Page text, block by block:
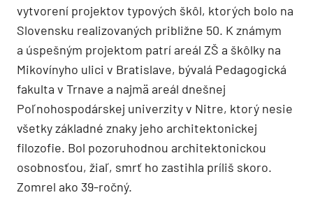
vytvorení projektov typových škôl, ktorých bolo na
Slovensku realizovaných približne 50. K známym
a úspešným projektom patrí areál ZŠ a škôlky na
Mikovínyho ulici v Bratislave, bývalá Pedagogická
fakulta v Trnave a najmä areál dnešnej
Poľnohospodárskej univerzity v Nitre, ktorý nesie
všetky základné znaky jeho architektonickej
filozofie. Bol pozoruhodnou architektonickou
osobnosťou, žiaľ, smrť ho zastihla príliš skoro.
Zomrel ako 39-ročný.